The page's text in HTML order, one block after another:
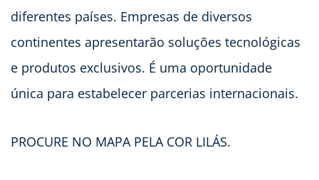
diferentes países. Empresas de diversos
continentes apresentarão soluções tecnológicas
e produtos exclusivos. É uma oportunidade
única para estabelecer parcerias internacionais.
PROCURE NO MAPA PELA COR LILÁS.